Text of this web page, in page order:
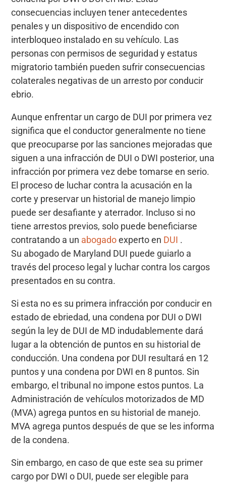
consecuencias incluyen tener antecedentes
penales y un dispositivo de encendido con
interbloqueo instalado en su vehículo. Las
personas con permisos de seguridad y estatus
migratorio también pueden sufrir consecuencias
colaterales negativas de un arresto por conducir
ebrio.
Aunque enfrentar un cargo de DUI por primera vez
significa que el conductor generalmente no tiene
que preocuparse por las sanciones mejoradas que
siguen a una infracción de DUI o DWI posterior, una
infracción por primera vez debe tomarse en serio.
El proceso de luchar contra la acusación en la
corte y preservar un historial de manejo limpio
puede ser desafiante y aterrador. Incluso si no
tiene arrestos previos, solo puede beneficiarse
contratando a un abogadoexperto en DUI .
Su abogado de Maryland DUI puede guiarlo a
través del proceso legal y luchar contra los cargos
presentados en su contra.
Si esta no es su primera infracción por conducir en
estado de ebriedad, una condena por DUI o DWI
según la ley de DUI de MD indudablemente dará
lugar a la obtención de puntos en su historial de
conducción. Una condena por DUI resultará en 12
puntos y una condena por DWI en 8 puntos. Sin
embargo, el tribunal no impone estos puntos. La
Administración de vehículos motorizados de MD
(MVA) agrega puntos en su historial de manejo.
MVA agrega puntos después de que se les informa
de la condena.
Sin embargo, en caso de que este sea su primer
cargo por DWI o DUI, puede ser elegible para